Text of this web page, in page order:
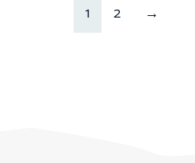
1 2 →